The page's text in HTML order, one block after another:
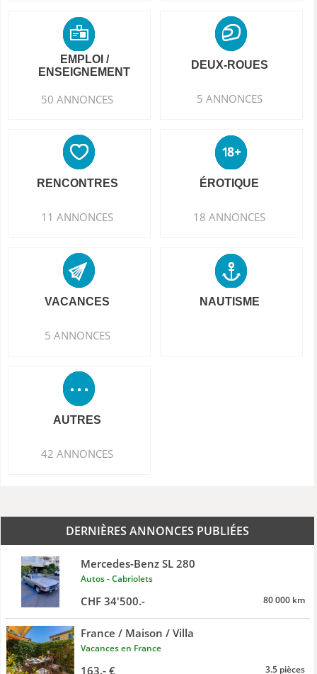
EMPLOI /
ENSEIGNEMENT
50 ANNONCES
DEUX-ROUES
5 ANNONCES
RENCONTRES
11 ANNONCES
ÉROTIQUE
18 ANNONCES
VACANCES
5 ANNONCES
NAUTISME
AUTRES
42 ANNONCES
DERNIÈRES ANNONCES PUBLIÉES
Mercedes-Benz SL 280
Autos - Cabriolets
CHF 34'500.- 80 000 km
France / Maison / Villa
Vacances en France
163.- € 3.5 pièces